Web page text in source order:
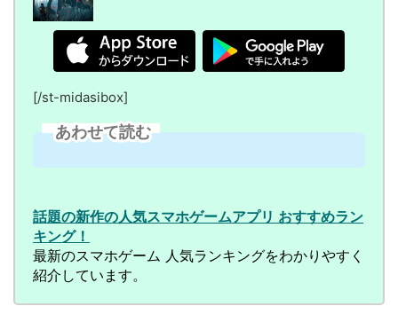
[/st-midasibox]
あわせて読む
話題の新作の人気スマホゲームアプリ おすすめラン
キング！
最新のスマホゲーム 人気ランキングをわかりやすく
紹介しています。